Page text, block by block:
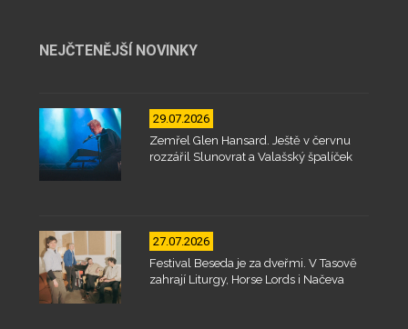
NEJČTENĚJŠÍ NOVINKY
29.07.2026
Zemřel Glen Hansard. Ještě v červnu
rozzářil Slunovrat a Valašský špalíček
27.07.2026
Festival Beseda je za dveřmi. V Tasově
zahrají Liturgy, Horse Lords i Načeva